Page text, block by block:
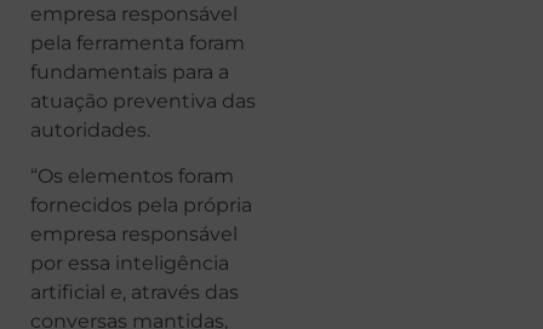
empresa responsável
pela ferramenta foram
fundamentais para a
atuação preventiva das
autoridades.
“Os elementos foram
fornecidos pela própria
empresa responsável
por essa inteligência
artificial e, através das
conversas mantidas,